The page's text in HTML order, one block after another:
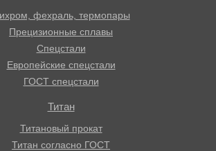
фехраль, термопары
Прецизионные сплавы
Спецстали
Европейские спецстали
ГОСТ спецстали
Титан
Титановый прокат
Титан согласно ГОСТ